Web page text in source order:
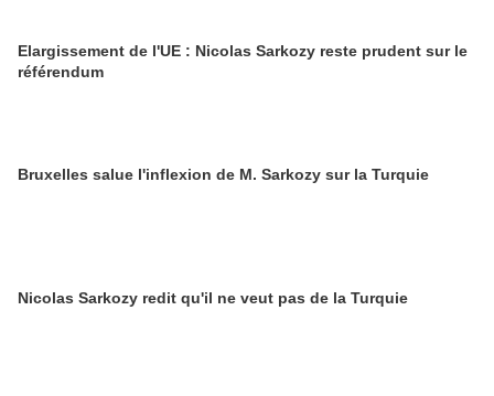
Elargissement de l'UE : Nicolas Sarkozy reste prudent sur le
référendum
Bruxelles salue l'inflexion de M. Sarkozy sur la Turquie
Nicolas Sarkozy redit qu'il ne veut pas de la Turquie